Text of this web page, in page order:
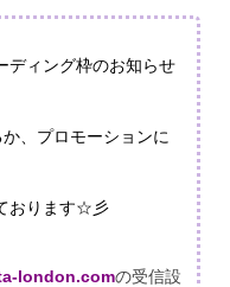
ディング枠のお知らせ
、 プロモーションに
おります☆彡
london.comの受信設